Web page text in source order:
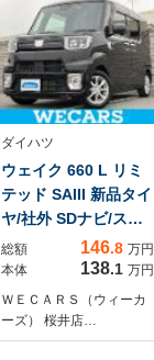
ダイハツ
ウェイク 660 L リミ
テッド SAIII 新品タイ
ヤ/社外 SDナビ/スマ
ートアシスト(トヨ
タ・ダイハツ)/両側電
動スライドドア/パノ
ラマモニター/車線逸
脱防止支援システム/
総額 146.8 万円
本体
138.1 万円
ＷＥＣＡＲＳ（ウィーカ
ーズ） 桜井店…